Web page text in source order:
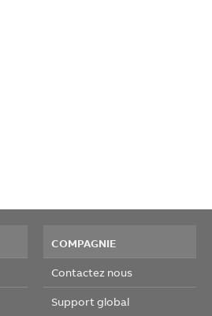
COMPAGNIE
Contactez nous
Support global